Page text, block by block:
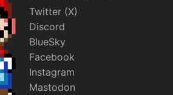
Twitter (X)
Discord
BlueSky
Facebook
Instagram
Mastodon